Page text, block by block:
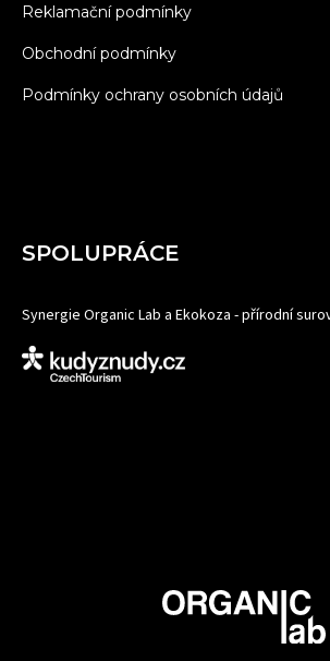
Reklamační podmínky
Obchodní podmínky
Podmínky ochrany osobních údajů
SPOLUPRÁCE
Synergie Organic Lab a Ekokoza - přírodní